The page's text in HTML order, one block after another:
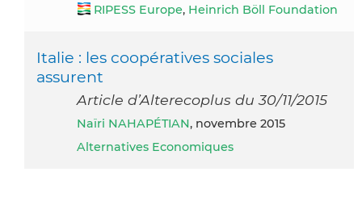
RIPESS Europe, Heinrich Böll Foundation
Italie : les coopératives sociales
assurent
Article d’Alterecoplus du 30/11/2015
Naïri NAHAPÉTIAN, novembre 2015
Alternatives Economiques